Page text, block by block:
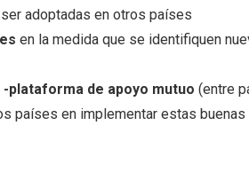
adoptadas en otros países
en la medida que se identifiquen
plataforma de apoyo mutuo (entre
países en implementar estas buenas